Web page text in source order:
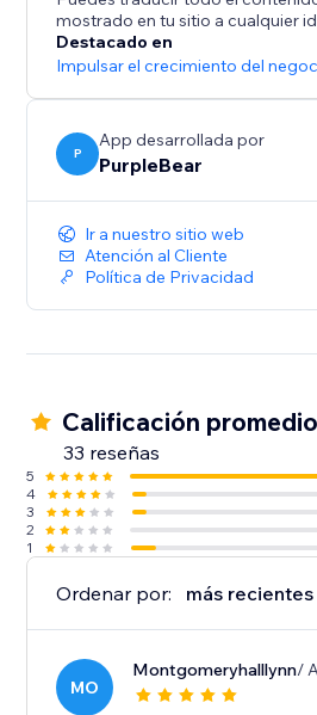
mostrado en tu sitio a cualquier
Destacado en
Impulsar el crecimiento del
P
App desarrollada por
PurpleBear
Ir a nuestro sitio web
Atención al Cliente
Política de Privacidad
Calificación
33 reseñas
5
4
3
2
1
Ordenar por: más recientes
MO
Montgomeryhalllynn/